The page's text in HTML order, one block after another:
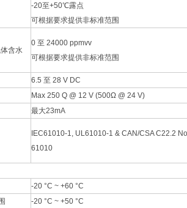
-20至+50℃露点
可根据要求提供非标准范围
含水
0 至 24000 ppmvv
可根据要求提供非标准范围
6.5 至 28 V DC
Max 250 Q @ 12 V (500Ω @ 24 V)
最大23mA
IEC61010-1, UL61010-1 & CAN/CSA C22.2
61010
-20 °C ~ +60 °C
-20 °C ~ +50 °C